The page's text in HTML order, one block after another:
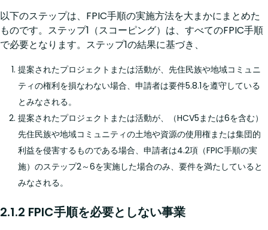
以下のステップは、FPIC手順の実施方法を大まかにまとめた
ものです。ステップ1（スコーピング）は、すべてのFPIC手順
で必要となります。ステップ1の結果に基づき、
提案されたプロジェクトまたは活動が、先住民族や地域コミュニ
ティの権利を損なわない場合、申請者は要件5.8.1を遵守している
とみなされる。
提案されたプロジェクトまたは活動が、（HCV5または6を含む）
先住民族や地域コミュニティの土地や資源の使用権または集団的
利益を侵害するものである場合、申請者は4.2項（FPIC手順の実
施）のステップ2～6を実施した場合のみ、要件を満たしていると
みなされる。
2.1.2 FPIC手順を必要としない事業